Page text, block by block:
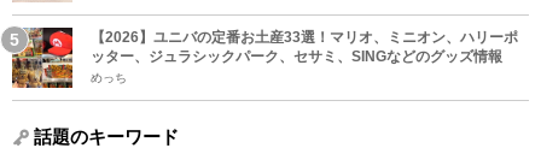
【2026】ユニバの定番お土産33選！マリオ、ミニオン、ハリーポ
ッター、ジュラシックパーク、セサミ、SINGなどのグッズ情報
めっち
話題のキーワード